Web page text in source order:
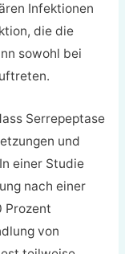
Infektionen
die die
sowohl bei
Serrepeptase
und
einer Studie
nach einer
Prozent
von